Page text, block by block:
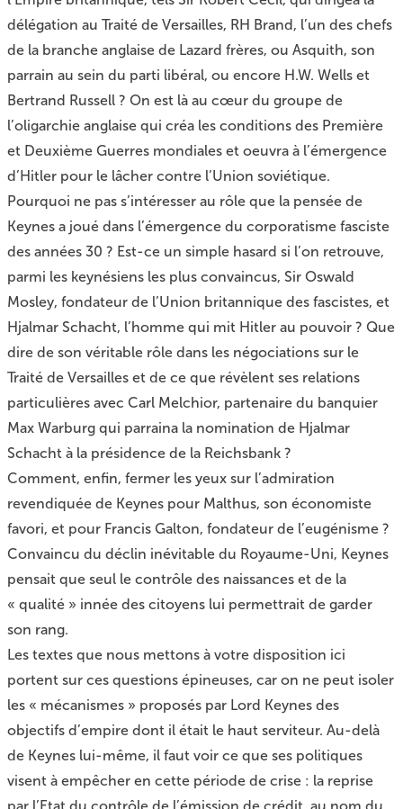
délégation au Traité de Versailles, RH Brand, l’un des chefs
de la branche anglaise de Lazard frères, ou Asquith, son
parrain au sein du parti libéral, ou encore H.W. Wells et
Bertrand Russell ? On est là au cœur du groupe de
l’oligarchie anglaise qui créa les conditions des Première
et Deuxième Guerres mondiales et oeuvra à l’émergence
d’Hitler pour le lâcher contre l’Union soviétique.
Pourquoi ne pas s’intéresser au rôle que la pensée de
Keynes a joué dans l’émergence du corporatisme fasciste
des années 30 ? Est-ce un simple hasard si l’on retrouve,
parmi les keynésiens les plus convaincus, Sir Oswald
Mosley, fondateur de l’Union britannique des fascistes, et
Hjalmar Schacht, l’homme qui mit Hitler au pouvoir ? Que
dire de son véritable rôle dans les négociations sur le
Traité de Versailles et de ce que révèlent ses relations
particulières avec Carl Melchior, partenaire du banquier
Max Warburg qui parraina la nomination de Hjalmar
Schacht à la présidence de la Reichsbank ?
Comment, enfin, fermer les yeux sur l’admiration
revendiquée de Keynes pour Malthus, son économiste
favori, et pour Francis Galton, fondateur de l’eugénisme ?
Convaincu du déclin inévitable du Royaume-Uni, Keynes
pensait que seul le contrôle des naissances et de la
« qualité » innée des citoyens lui permettrait de garder
son rang.
Les textes que nous mettons à votre disposition ici
portent sur ces questions épineuses, car on ne peut isoler
les « mécanismes » proposés par Lord Keynes des
objectifs d’empire dont il était le haut serviteur. Au-delà
de Keynes lui-même, il faut voir ce que ses politiques
visent à empêcher en cette période de crise : la reprise